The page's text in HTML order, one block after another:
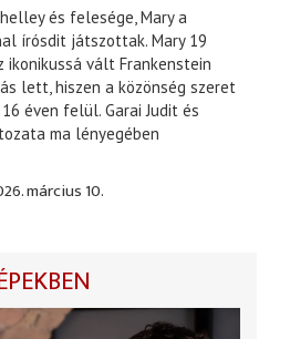
és felesége, Mary a
írósdit játszottak. Mary 19
ikonikussá vált Frankenstein
lett, hiszen a közönség szeret
éven felül. Garai Judit és
ma lényegében
március 10.